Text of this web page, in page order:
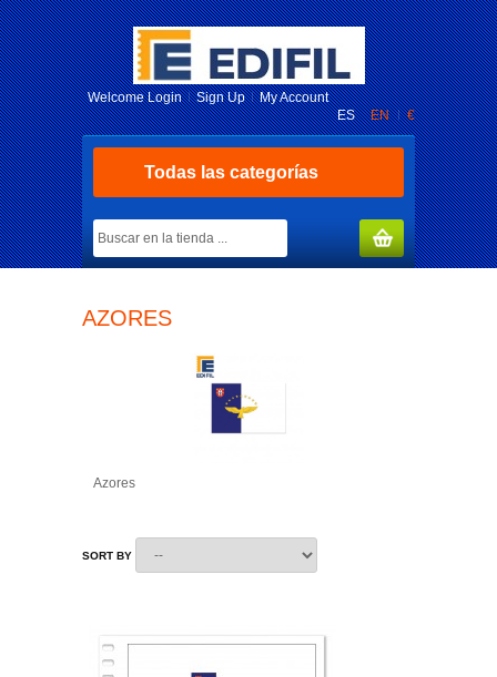
€
ES EN
WelcomeLogin Sign Up My Account
Todas las categorías
MY CART(0)
AZORES
Azores
SORT BY